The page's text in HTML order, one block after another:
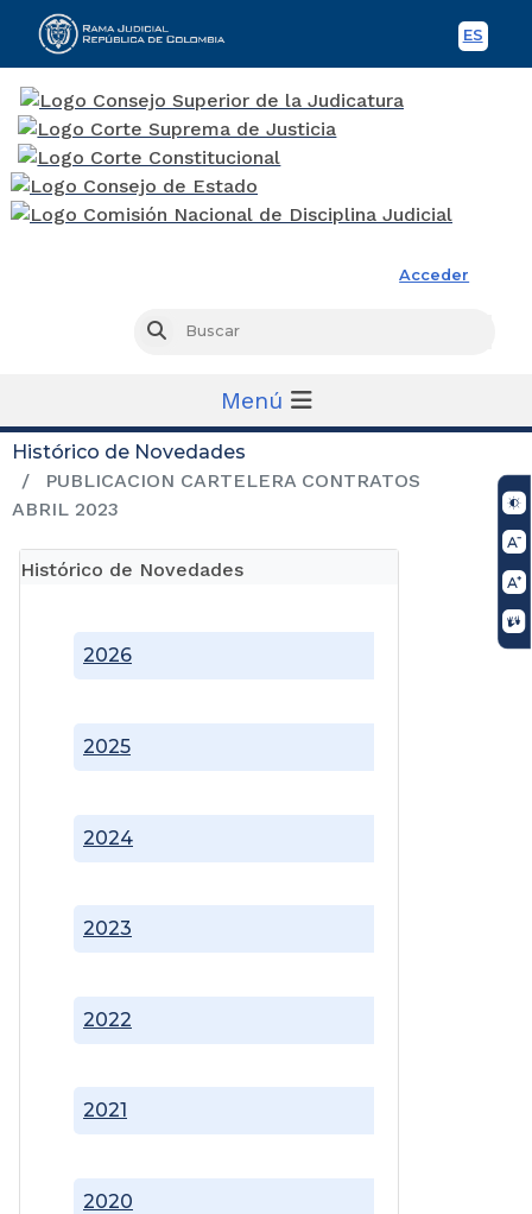
ES
Acceder
Buscar
Menú
Histórico de Novedades
PUBLICACION CARTELERA CONTRATOS
ABRIL 2023
Histórico de Novedades
2020
2021
2022
2023
2024
2025
2026